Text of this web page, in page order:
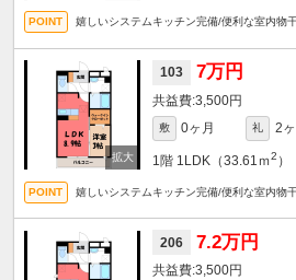
嬉しいシステムキッチン完備/便利な室内物
103 7万円
3,500円
敷 0ヶ月 礼 2
1階 1LDK（33.61ｍ2 ）
嬉しいシステムキッチン完備/便利な室内物
206 7.2万円
3,500円